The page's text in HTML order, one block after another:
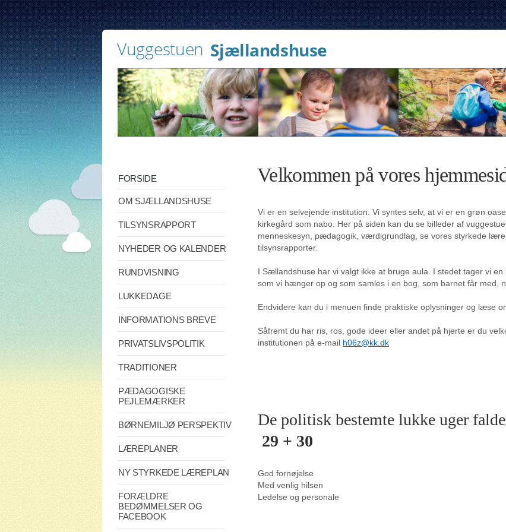
Vuggestuen Sjællandshuse
FORSIDE
OM SJÆLLANDSHUSE
TILSYNSRAPPORT
NYHEDER OG KALENDER
RUNDVISNING
LUKKEDAGE
INFORMATIONS BREVE
PRIVATSLIVSPOLITIK
TRADITIONER
PÆDAGOGISKE
PEJLEMÆRKER
BØRNEMILJØ PERSPEKTIV
LÆREPLANER
NY STYRKEDE LÆREPLAN
FORÆLDRE
BEDØMMELSER OG
FACEBOOK
Velkommen på vores
Vi er en selvejende institution. Vi syntes selv, at vi er en grøn
kirkegård som nabo. Her på siden kan du se billeder af
menneskesyn, pædagogik, værdigrundlag, se vores styrkede
tilsynsrapporter.
I Sællandshuse har vi valgt ikke at bruge aula. I stedet tager vi en
som vi hænger op og som samles i en bog, som barnet får med,
Endvidere kan du i menuen finde praktiske oplysninger og læse
Såfremt du har ris, ros, gode ideer eller andet på hjerte er du
institutionen på e-mail h06z@kk.dk
De politisk bestemte lukke uger
29 + 30
God fornøjelse
Med venlig hilsen
Ledelse og personale